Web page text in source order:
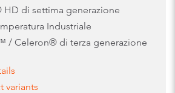
HD di settima generazione
Industriale
/ Celeron® di terza generazione
variants